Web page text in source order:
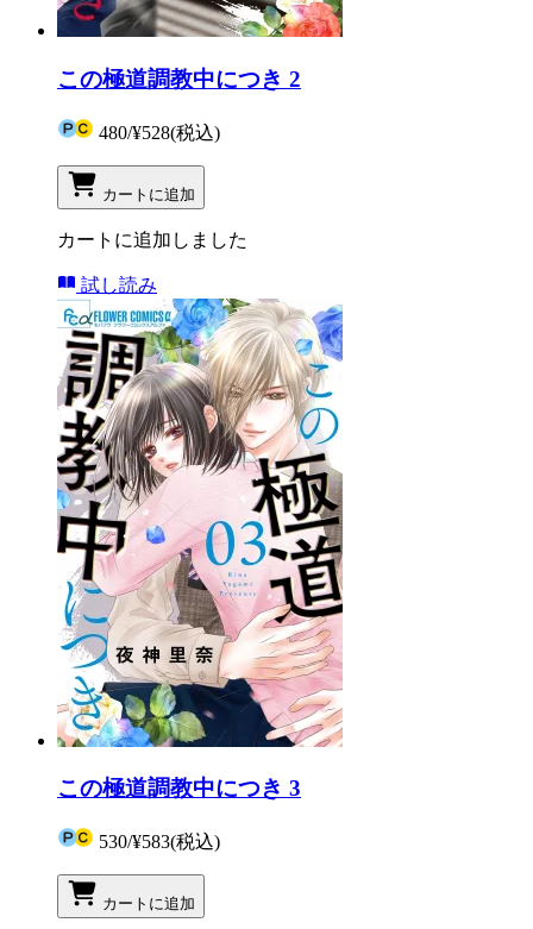
この極道調教中につき 2
480/¥528(税込)
カートに追加
カートに追加しました
試し読み
この極道調教中につき 3
530/¥583(税込)
カートに追加